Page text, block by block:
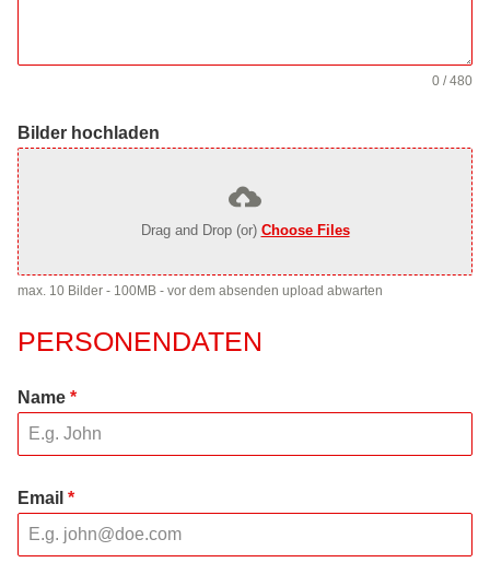
0 / 480
Bilder hochladen
Drag and Drop (or) Choose Files
max. 10 Bilder - 100MB - vor dem absenden upload abwarten
PERSONENDATEN
Name *
Email *